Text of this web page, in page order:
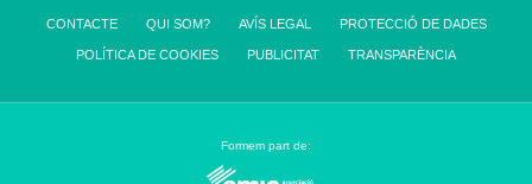
CONTACTE QUI SOM? AVÍS LEGAL PROTECCIÓ DE DADES
POLÍTICA DE COOKIES PUBLICITAT TRANSPARÈNCIA
Formem part de: